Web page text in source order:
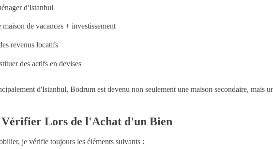
d'Istanbul
de vacances + investissement
revenus locatifs
des actifs en devises
d'Istanbul, Bodrum est devenu non seulement une maison secondaire, mais
Lors de l'Achat d'un Bien
je vérifie toujours les éléments suivants :